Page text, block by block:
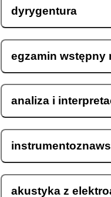
dyrygentura
egzamin wstępny
analiza i
akustyka z